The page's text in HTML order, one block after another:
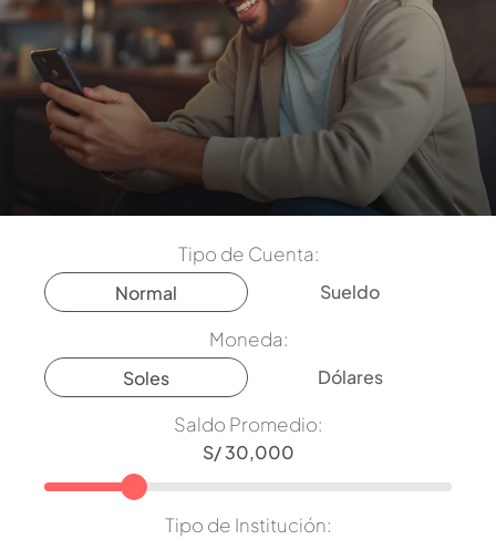
Tipo de Cuenta:
Normal
Sueldo
Moneda:
Soles
Dólares
Saldo Promedio:
Tipo de Institución: